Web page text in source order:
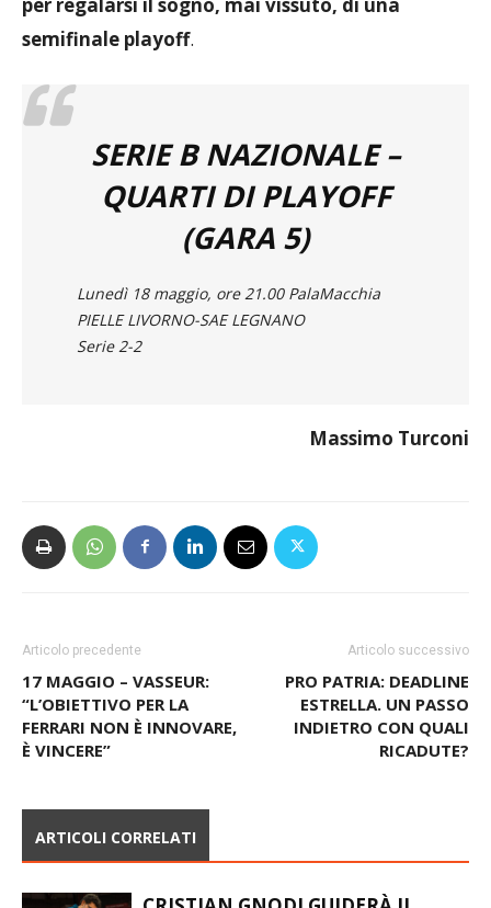
semifinale playoff.
SERIE B NAZIONALE –
QUARTI DI PLAYOFF
(GARA 5)
Lunedì 18 maggio, ore 21.00 PalaMacchia
PIELLE LIVORNO-SAE LEGNANO
Serie 2-2
Massimo Turconi
Articolo precedente
17 MAGGIO – VASSEUR:
“L’OBIETTIVO PER LA
FERRARI NON È INNOVARE,
È VINCERE”
Articolo successivo
PRO PATRIA: DEADLINE
ESTRELLA. UN PASSO
INDIETRO CON QUALI
RICADUTE?
ARTICOLI CORRELATI